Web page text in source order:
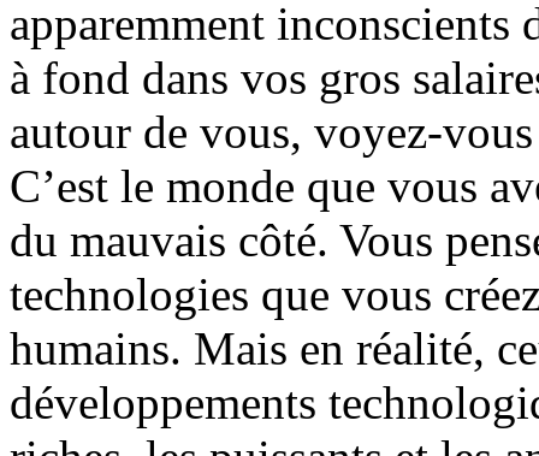
apparemment inconscients
à fond dans vos gros
autour de vous, voyez-
C’est le monde que vous
du mauvais côté. Vous
technologies que vous
humains. Mais en réalité,
développements